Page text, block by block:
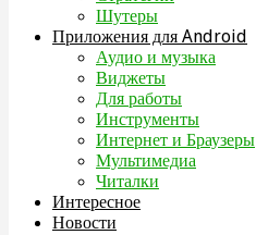
Шутеры
Приложения для Android
Аудио и музыка
Виджеты
Для работы
Инструменты
Интернет и Браузеры
Мультимедиа
Читалки
Интересное
Новости